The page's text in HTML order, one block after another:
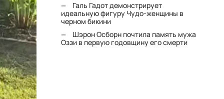
Галь Гадот демонстрирует
идеальную фигуру Чудо-женщины в
черном бикини
Шэрон Осборн почтила память мужа
Оззи в первую годовщину его смерти